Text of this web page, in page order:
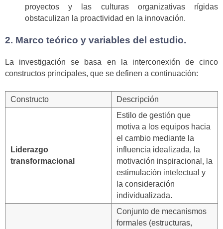
proyectos y las culturas organizativas rígidas
obstaculizan la proactividad en la innovación.
2. Marco teórico y variables del estudio.
La investigación se basa en la interconexión de cinco
constructos principales, que se definen a continuación:
Constructo Descripción
Liderazgo
transformacional
Estilo de gestión que
motiva a los equipos hacia
el cambio mediante la
influencia idealizada, la
motivación inspiracional, la
estimulación intelectual y
la consideración
individualizada.
Conjunto de mecanismos
formales (estructuras,